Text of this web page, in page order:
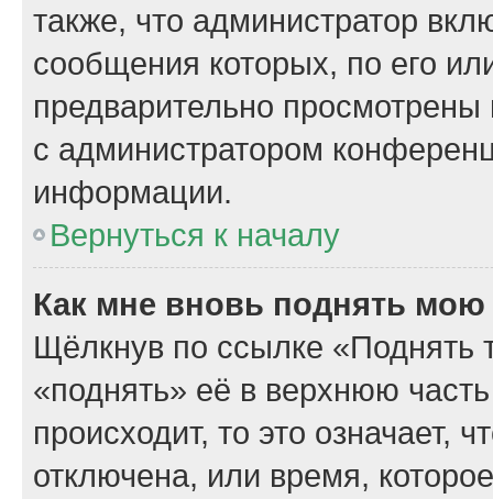
также, что администратор
сообщения которых, по его
предварительно
с администратором
информации.
Вернуться к началу
Как мне вновь поднять мою
Щёлкнув по ссылке «Поднять
«поднять» её в верхнюю
происходит, то это означает,
отключена, или время,